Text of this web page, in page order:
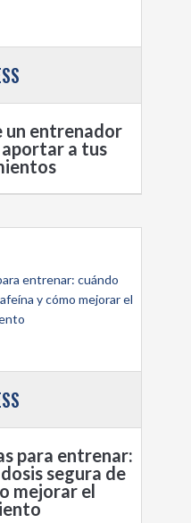
un entrenador
a tus
para entrenar:
segura de
mejorar el